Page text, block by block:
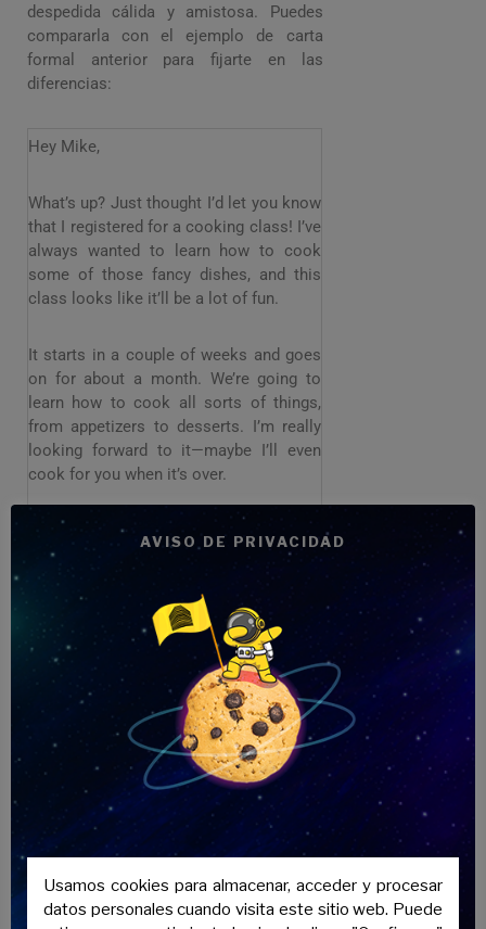
despedida cálida y amistosa. Puedes
compararla con el ejemplo de carta
formal anterior para fijarte en las
diferencias:
Hey Mike,
What’s up? Just thought I’d let you know
that I registered for a cooking class! I’ve
always wanted to learn how to cook
some of those fancy dishes, and this
class looks like it’ll be a lot of fun.
It starts in a couple of weeks and goes
on for about a month. We’re going to
learn how to cook all sorts of things,
from appetizers to desserts. I’m really
looking forward to it—maybe I’ll even
cook for you when it’s over.
If you’re interested, maybe you could
join me for a class or two? It’d be great
worries—I’ll keep you posted on how it
goes.
Catch you later!
Cheers,
AVISO DE PRIVACIDAD
Usamos cookies para almacenar, acceder y procesar
datos personales cuando visita este sitio web. Puede